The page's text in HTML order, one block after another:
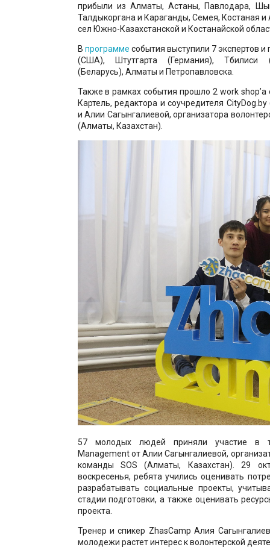
прибыли из Алматы, Астаны, Павлодара,
Талдыкоргана и Караганды, Семея, Костаная и
сел Южно-Казахстанской и Костанайской
В программе события выступили 7 экспертов и
(США), Штутгарта (Германия), Тбилиси
(Беларусь), Алматы и Петропавловска.
Также в рамках события прошло 2 work shop’а
Картель, редактора и соучредителя
и Алии Сагынгалиевой, организатора
(Алматы, Казахстан).
57 молодых людей приняли участие в
Management от Алии Сагынгалиевой,
команды SOS (Алматы, Казахстан). 29
воскресенья, ребята учились оценивать
разрабатывать социальные проекты,
стадии подготовки, а также оценивать
проекта.
Тренер и спикер ZhasCamp Алия
молодежи растет интерес к волонтерской